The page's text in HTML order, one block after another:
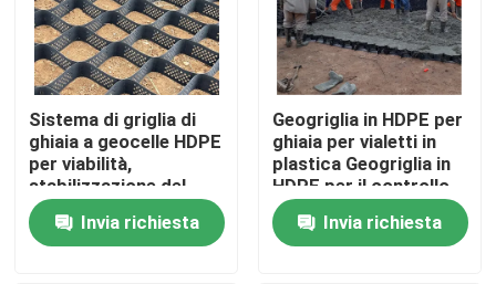
Casa
Prodotti
Sistema di griglia di
ghiaia a geocelle HDPE
per viabilità,
stabilizzazione del
terreno, protezione
dei pendii e rinforzo
delle pareti di
Invia richiesta
Geogriglia in HDPE per
ghiaia per vialetti in
plastica Geogriglia in
HDPE per il controllo
del suolo stradale per
il rinforzo stradale
Protezione delle
Invia richiesta